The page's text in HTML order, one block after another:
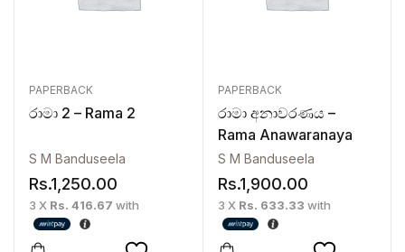
PAPERBACK
රාමා 2 – Rama 2
S M Banduseela
Rs.1,250.00
3 X Rs. 416.67 with
PAPERBACK
රාමා අනාවරණය –
Rama Anawaranaya
S M Banduseela
Rs.1,900.00
3 X Rs. 633.33 with